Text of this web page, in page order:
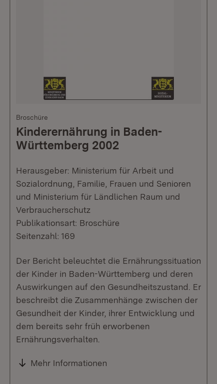
Broschüre
Kinderernährung in Baden-
Württemberg 2002
Herausgeber: Ministerium für Arbeit und
Sozialordnung, Familie, Frauen und Senioren
und Ministerium für Ländlichen Raum und
Verbraucherschutz
Publikationsart: Broschüre
Seitenzahl: 169
Der Bericht beleuchtet die Ernährungssituation
der Kinder in Baden-Württemberg und deren
Auswirkungen auf den Gesundheitszustand. Er
beschreibt die Zusammenhänge zwischen der
Gesundheit der Kinder, ihrer Entwicklung und
dem bereits sehr früh erworbenen
Ernährungsverhalten.
Mehr Informationen